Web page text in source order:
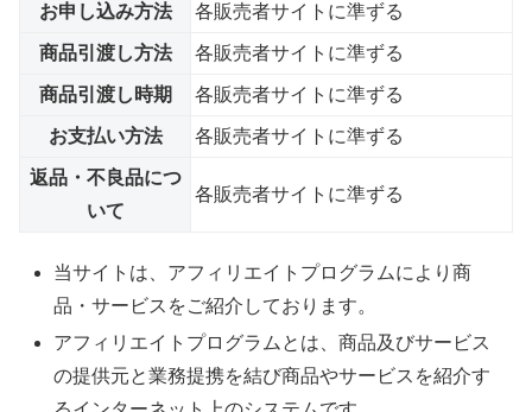
お申し込み方法 各販売者サイトに準ずる
商品引渡し方法 各販売者サイトに準ずる
商品引渡し時期 各販売者サイトに準ずる
お支払い方法 各販売者サイトに準ずる
返品・不良品につ
いて
各販売者サイトに準ずる
当サイトは、アフィリエイトプログラムにより商
品・サービスをご紹介しております。
アフィリエイトプログラムとは、商品及びサービス
の提供元と業務提携を結び商品やサービスを紹介す